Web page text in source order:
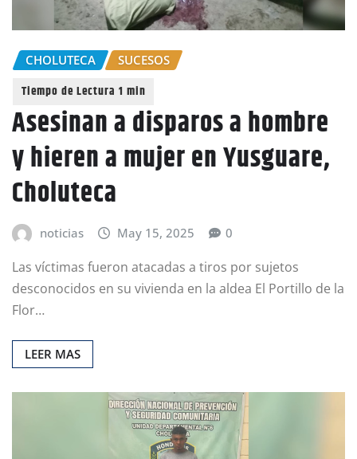
CHOLUTECA SUCESOS
Asesinan a disparos a hombre
y hieren a mujer en Yusguare,
Choluteca
noticias May 15, 2025 0
Las víctimas fueron atacadas a tiros por sujetos
desconocidos en su vivienda en la aldea El Portillo de la
Flor…
LEER MAS